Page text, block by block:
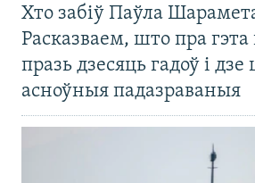
Хто забіў Паўла
Расказваем, што пра гэта
празь дзесяць гадоў і дзе
асноўныя падазраваныя